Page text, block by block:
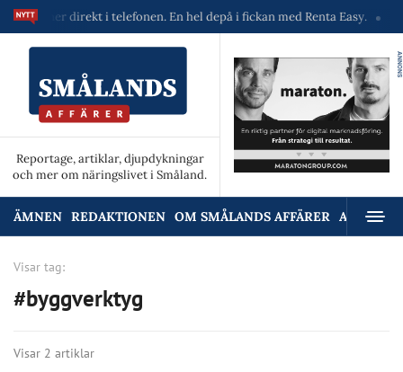
direkt i telefonen. En hel depå i fickan med Renta Easy.
Reportage, artiklar, djupdykningar
och mer om näringslivet i Småland.
ANNONS
ÄMNEN REDAKTIONEN OM SMÅLANDS AFFÄRER
Visar tag:
#byggverktyg
Visar 2 artiklar